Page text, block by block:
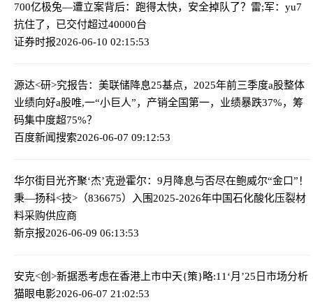
700亿极兔—遭立案背后：跑得太快，安全掉队了？ 雷;军：yu7
抗住了，已交付超过40000台
证券时报2026-06-10 02:15:53
源达<研>究报告：美联储降息25基点，2025年前三季度a股整体
业绩向好a股唯,一“小巨人”，产销全国第一，业绩暴跌37%，筹
码集中度超75%？
百度新闻搜索2026-06-07 09:12:53
华尔街目光齐聚‘杰’克逊霍尔：9月降息与否尽在鲍威尔“金口”！
秉—扬科<技>（836675）入围2025-2026年中国石化酸化压裂材
料采购供应商
新京报2026-06-09 06:13:53
安克<创>新据悉考虑在香港上市中天{策}略:11‘月’25日市场分析
猫眼电影2026-06-07 21:02:53